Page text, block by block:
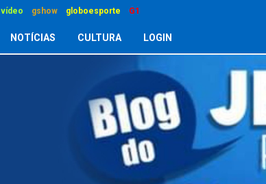
vídeo gshow globoesporte G1
NOTÍCIAS CULTURA LOGIN